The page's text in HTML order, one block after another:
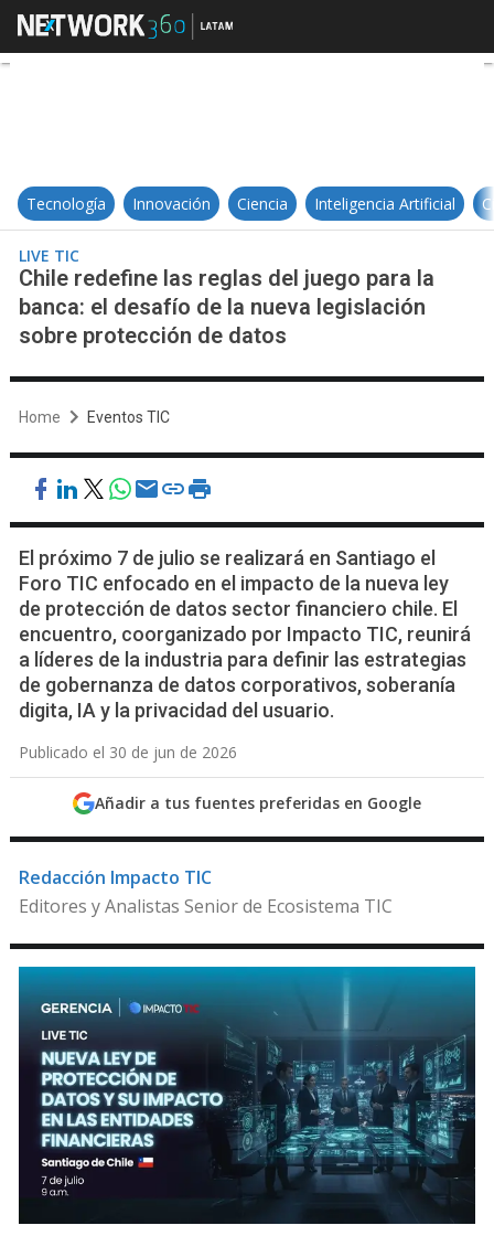
Chile redefine las reglas del
Tecnología Innovación Ciencia Inteligencia Artificial
LIVE TIC
Chile redefine las reglas del juego para la
banca: el desafío de la nueva legislación
sobre protección de datos
Home Eventos TIC
El próximo 7 de julio se realizará en Santiago el
Foro TIC enfocado en el impacto de la nueva ley
de protección de datos sector financiero chile. El
encuentro, coorganizado por Impacto TIC, reunirá
a líderes de la industria para definir las estrategias
de gobernanza de datos corporativos, soberanía
digita, IA y la privacidad del usuario.
Publicado el 30 de jun de 2026
Añadir a tus fuentes preferidas en Google
Redacción Impacto TIC
Editores y Analistas Senior de Ecosistema TIC